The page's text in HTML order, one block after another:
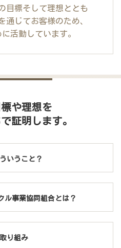
目標そして理想ととも
通じてお客様のため、
活動しています。
や理想を
証明します。
いうこと？
ル事業協同組合とは？
り組み